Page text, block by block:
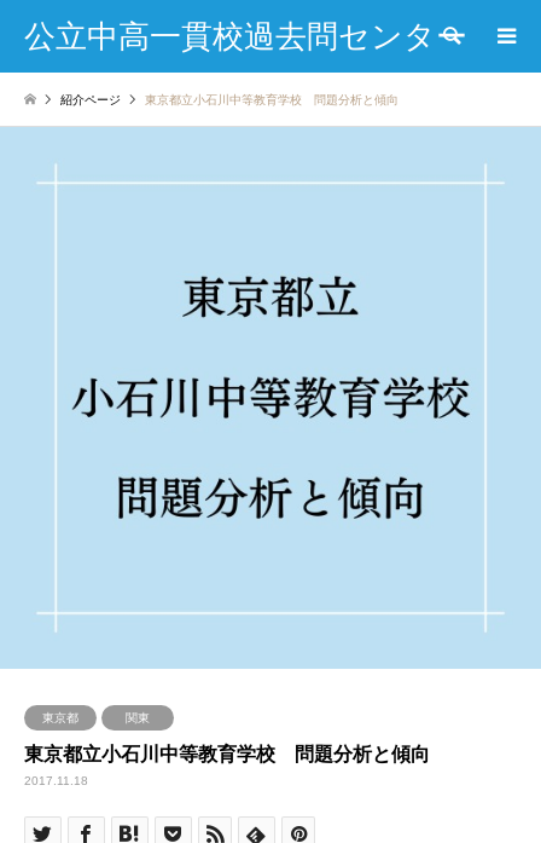
公立中高一貫校過去問センター 検索
紹介ページ 東京都立小石川中等教育学校 問題分析と傾向
東京都 関東
東京都立小石川中等教育学校 問題分析と傾向
2017.11.18